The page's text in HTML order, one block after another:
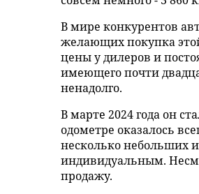
В мире конкурентов
желающих покупка
цены у дилеров и
имеющего почти
ненадолго.
В марте 2024 года он
одометре оказалось
несколько небольших
индивидуальным.
продажу.